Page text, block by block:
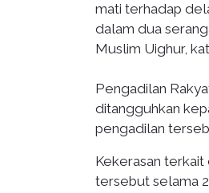
mati terhadap
dalam dua
Muslim Uighur,
Pengadilan
ditangguhkan
pengadilan
Kekerasan
tersebut selama